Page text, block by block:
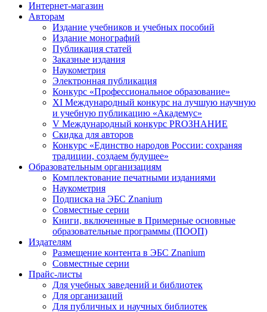
Интернет-магазин
Авторам
Издание учебников и учебных пособий
Издание монографий
Публикация статей
Заказные издания
Наукометрия
Электронная публикация
Конкурс «Профессиональное образование»
XI Международный конкурс на лучшую научную
и учебную публикацию «Академус»
V Международный конкурс PROЗНАНИЕ
Скидка для авторов
Конкурс «Единство народов России: сохраняя
традиции, создаем будущее»
Образовательным организациям
Комплектование печатными изданиями
Наукометрия
Подписка на ЭБС Znanium
Совместные серии
Книги, включенные в Примерные основные
образовательные программы (ПООП)
Издателям
Размещение контента в ЭБС Znanium
Совместные серии
Прайс-листы
Для учебных заведений и библиотек
Для организаций
Для публичных и научных библиотек